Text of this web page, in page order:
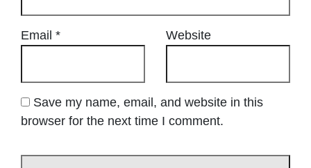
Email * Website
Save my name, email, and website in this
browser for the next time I comment.